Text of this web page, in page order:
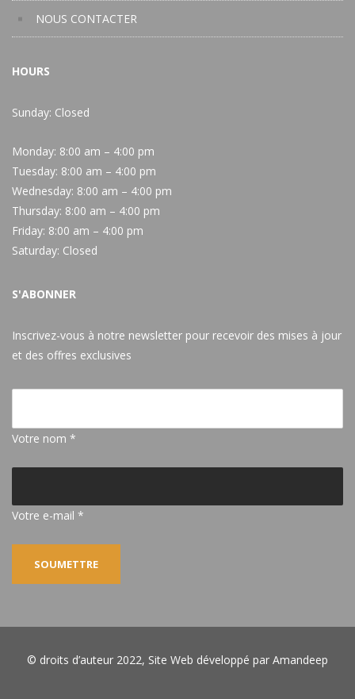
NOUS CONTACTER
HOURS
Sunday: Closed
Monday: 8:00 am – 4:00 pm
Tuesday: 8:00 am – 4:00 pm
Wednesday: 8:00 am – 4:00 pm
Thursday: 8:00 am – 4:00 pm
Friday: 8:00 am – 4:00 pm
Saturday: Closed
S'ABONNER
Inscrivez-vous à notre newsletter pour recevoir des mises à jour
et des offres exclusives
Votre nom *
Votre e-mail *
© droits d’auteur 2022, Site Web développé par Amandeep